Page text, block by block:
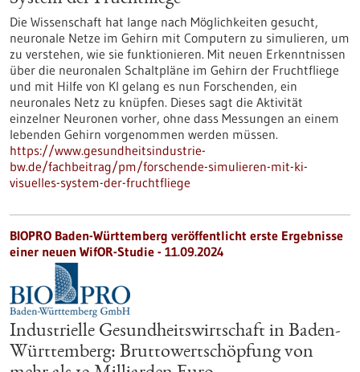
Die Wissenschaft hat lange nach Möglichkeiten gesucht,
neuronale Netze im Gehirn mit Computern zu simulieren, um
zu verstehen, wie sie funktionieren. Mit neuen Erkenntnissen
über die neuronalen Schaltpläne im Gehirn der Fruchtfliege
und mit Hilfe von KI gelang es nun Forschenden, ein
neuronales Netz zu knüpfen. Dieses sagt die Aktivität
einzelner Neuronen vorher, ohne dass Messungen an einem
lebenden Gehirn vorgenommen werden müssen.
https://www.gesundheitsindustrie-
bw.de/fachbeitrag/pm/forschende-simulieren-mit-ki-
visuelles-system-der-fruchtfliege
BIOPRO Baden-Württemberg veröffentlicht erste Ergebnisse
einer neuen WifOR-Studie - 11.09.2024
Industrielle Gesundheitswirtschaft in Baden-
Württemberg: Bruttowertschöpfung von